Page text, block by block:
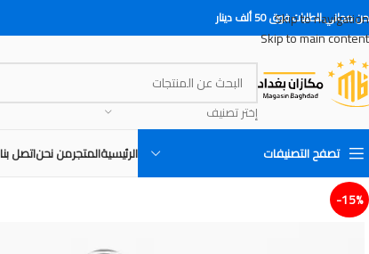
Skip to navigation
Skip to main content
للطلبات فوق 50 ألف دينار
إختر تصنيف
تصفح التصنيفات الرئيسيةالمتجرمن نحناتصل بنا
15%-